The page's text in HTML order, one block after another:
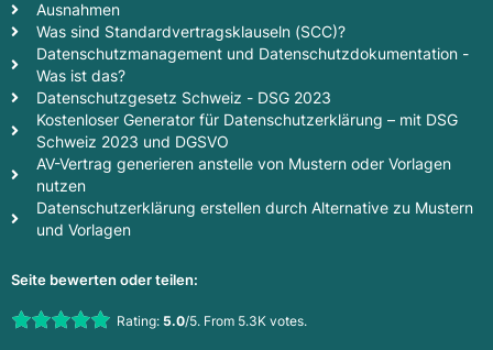
Ausnahmen
Was sind Standardvertragsklauseln (SCC)?
Datenschutzmanagement und Datenschutzdokumentation -
Was ist das?
Datenschutzgesetz Schweiz - DSG 2023
Kostenloser Generator für Datenschutzerklärung – mit DSG
Schweiz 2023 und DGSVO
AV-Vertrag generieren anstelle von Mustern oder Vorlagen
nutzen
Datenschutzerklärung erstellen durch Alternative zu Mustern
und Vorlagen
Seite bewerten oder teilen:
Rate this item:Rating: 5.0/5. From 5.3K votes.